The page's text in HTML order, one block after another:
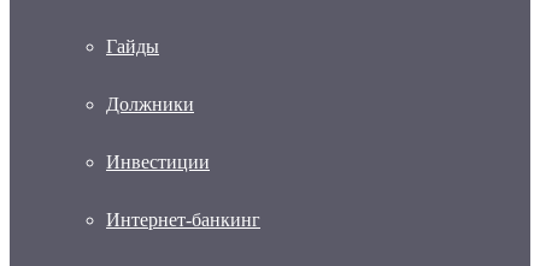
Гайды
Должники
Инвестиции
Интернет-банкинг